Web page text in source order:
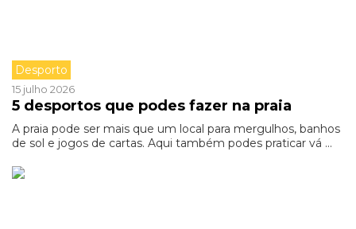
Desporto
15 julho 2026
5 desportos que podes fazer na praia
A praia pode ser mais que um local para mergulhos, banhos
de sol e jogos de cartas. Aqui também podes praticar vá ...